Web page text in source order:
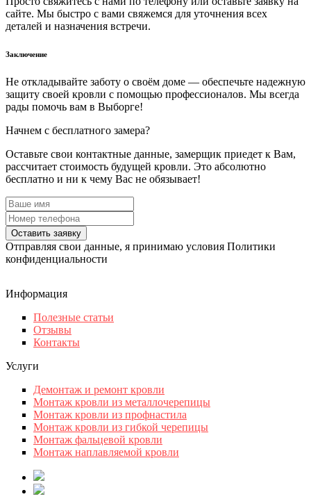
сайте. Мы быстро с вами свяжемся для уточнения всех
деталей и назначения встречи.
Заключение
Не откладывайте заботу о своём доме — обеспечьте надежную
защиту своей кровли с помощью профессионалов. Мы всегда
рады помочь вам в Выборге!
Начнем с бесплатного замера?
Оставьте свои контактные данные, замерщик приедет к Вам,
рассчитает стоимость будущей кровли. Это абсолютно
бесплатно и ни к чему Вас не обязывает!
Оставить заявку
Отправляя свои данные, я принимаю условия Политики
конфиденциальности
Информация
Полезные статьи
Отзывы
Контакты
Услуги
Демонтаж и ремонт кровли
Монтаж кровли из металлочерепицы
Монтаж кровли из профнастила
Монтаж кровли из гибкой черепицы
Монтаж фальцевой кровли
Монтаж наплавляемой кровли